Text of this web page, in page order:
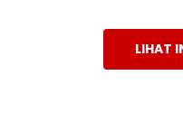
LIHAT